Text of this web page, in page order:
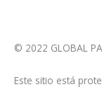
© 2022 GLOBAL
Este sitio está